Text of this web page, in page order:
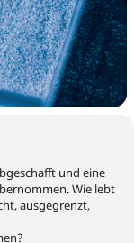
und eine
Wie lebt
ausgegrenzt,